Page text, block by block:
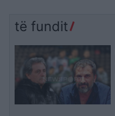
të fundit